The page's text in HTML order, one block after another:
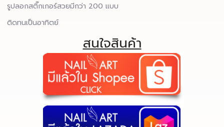
รูปลอกสติ๊กเกอร์สวยมีกว่า 200 แบบ
ติดทนเป็นอาทิตย์
สนใจสินค้า